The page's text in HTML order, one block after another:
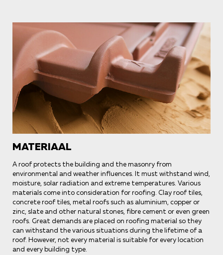
MATERIAAL
A roof protects the building and the masonry from
environmental and weather influences. It must withstand wind,
moisture, solar radiation and extreme temperatures. Various
materials come into consideration for roofing. Clay roof tiles,
concrete roof tiles, metal roofs such as aluminium, copper or
zinc, slate and other natural stones, fibre cement or even green
roofs. Great demands are placed on roofing material so they
can withstand the various situations during the lifetime of a
roof. However, not every material is suitable for every location
and every building type.